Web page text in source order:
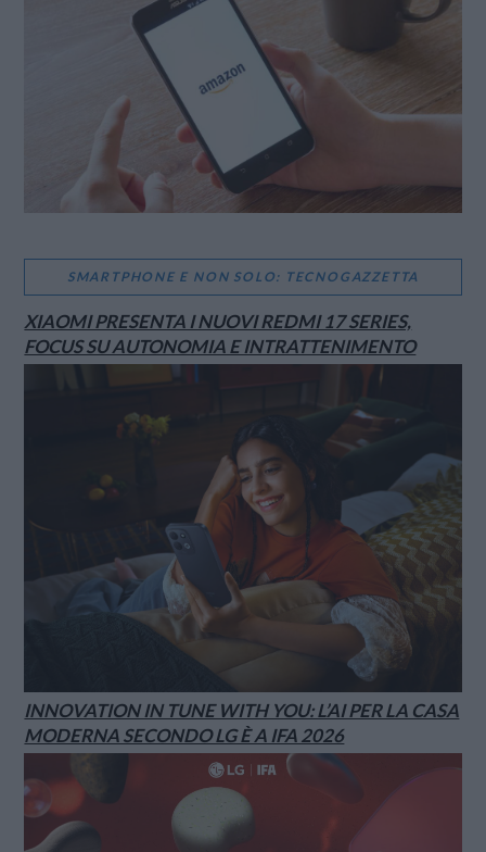
SMARTPHONE E NON SOLO: TECNOGAZZETTA
XIAOMI PRESENTA I NUOVI REDMI 17 SERIES,
FOCUS SU AUTONOMIA E INTRATTENIMENTO
INNOVATION IN TUNE WITH YOU: L’AI PER LA CASA
MODERNA SECONDO LG È A IFA 2026